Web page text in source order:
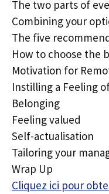
The two parts of
Combining your
The five
How to choose the
Motivation for
Instilling a Feeling
Belonging
Feeling valued
Self-actualisation
Tailoring your
Wrap Up
Cliquez ici pour